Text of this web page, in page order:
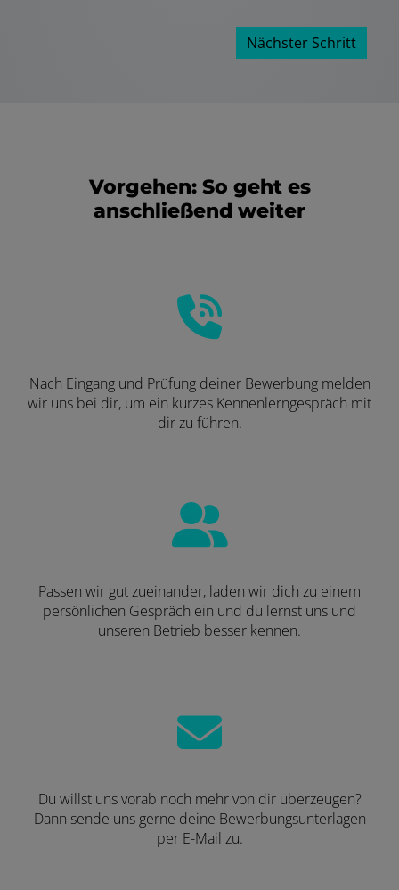
Nächster Schritt
Vorgehen: So geht es
anschließend weiter
Nach Eingang und Prüfung deiner Bewerbung melden
wir uns bei dir, um ein kurzes Kennenlerngespräch mit
dir zu führen.
Passen wir gut zueinander, laden wir dich zu einem
persönlichen Gespräch ein und du lernst uns und
unseren Betrieb besser kennen.
Du willst uns vorab noch mehr von dir überzeugen?
Dann sende uns gerne deine Bewerbungsunterlagen
per E-Mail zu.